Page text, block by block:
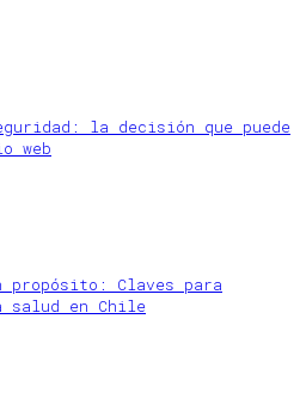
la decisión que puede
web
propósito: Claves para
salud en Chile